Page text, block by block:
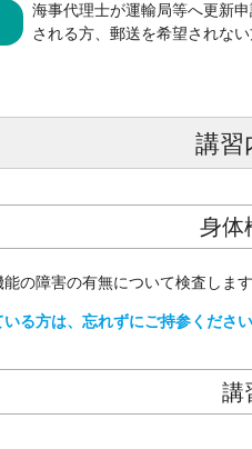
海事代理士が運輸局等へ更新
される方、郵送を希望されな
講習
身体
の障害の有無について検査します
る方は、忘れずにご持参ください
講